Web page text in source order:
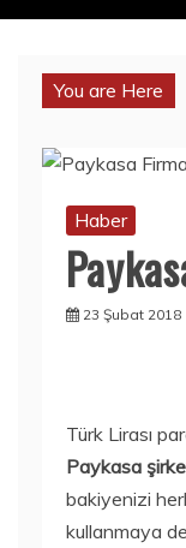
You are Here
Haber
23 Şubat 2018
Türk Lirası
Paykasa
bakiyenizi
kullanmaya